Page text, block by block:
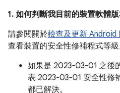
1. 如何判斷我目前的裝置軟體
請參閱關於檢查及更新 Android
查看裝置的安全性修補程式等級
如果是 2023-03-01 之後
表 2023-03-01 安全性修
都已解決。